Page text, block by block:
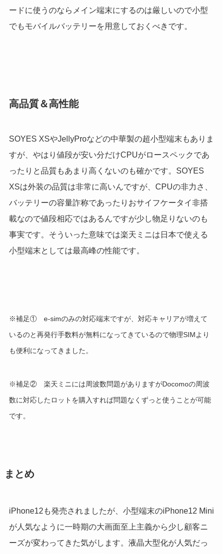
ードに使うのならメイン端末にするのは厳しいので小型
でもモバイルバッテリーを用意しておくべきです。
高品質＆高性能
SOYES XSやJellyProなどの中華製の超小型端末もありま
すが、やはり値段が安い分だけCPUがロースペックであ
ったりと品質もあまり高くないのも確かです。SOYES
XSは外装の品質は非常に高いんですが、CPUの非力さ、
バッテリーの容量詐称であったりおサイフケータイ非搭
載なので値段相応ではあるんですが少し物足りないのも
事実です。そういった意味では楽天ミニは日本で使える
小型端末としては最高峰の性能です。
※補足① e-simのみの対応端末ですが、対応キャリアが増えて
いるのと再発行手数料が無料になってきているので物理SIMより
も便利になってきました。
※補足② 楽天ミニには周波数問題がありますがDocomoの周波
数に対応したロットを購入すれば問題なくずっと使うことが可能
です。
まとめ
iPhone12も発売されましたが、小型端末のiPhone12 Mini
が人気なように一時期の大画面至上主義から少し顧客ニ
ーズが変わってきた気がします。液晶大型化が人気だっ